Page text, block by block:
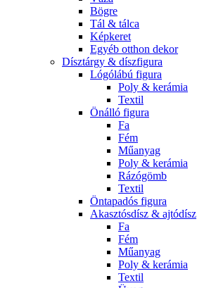
Bögre
Tál & tálca
Képkeret
Egyéb otthon dekor
Dísztárgy & díszfigura
Lógólábú figura
Poly & kerámia
Textil
Önálló figura
Fa
Fém
Műanyag
Poly & kerámia
Rázógömb
Textil
Öntapadós figura
Akasztósdísz & ajtódísz
Fa
Fém
Műanyag
Poly & kerámia
Textil